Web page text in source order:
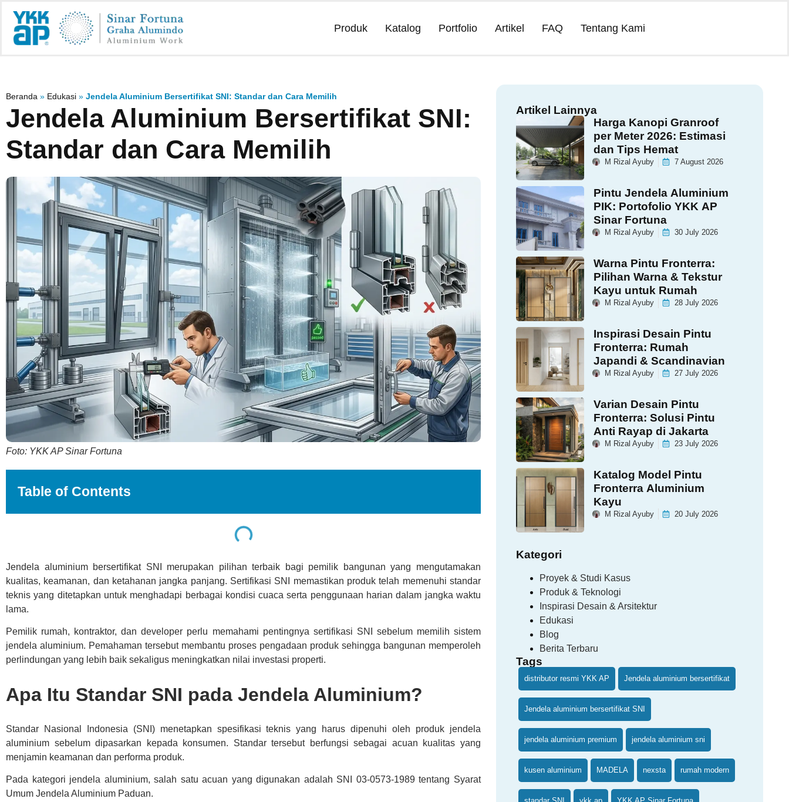
Produk Katalog Portfolio Artikel FAQ Tentang Kami
Beranda » Edukasi » Jendela Aluminium Bersertifikat SNI: Standar dan Cara Memilih
Jendela Aluminium Bersertifikat SNI:
Standar dan Cara Memilih
Foto: YKK AP Sinar Fortuna
Table of Contents
Jendela aluminium bersertifikat SNI merupakan pilihan terbaik bagi pemilik bangunan yang mengutamakan
kualitas, keamanan, dan ketahanan jangka panjang. Sertifikasi SNI memastikan produk telah memenuhi standar
teknis yang ditetapkan untuk menghadapi berbagai kondisi cuaca serta penggunaan harian dalam jangka waktu
lama.
Pemilik rumah, kontraktor, dan developer perlu memahami pentingnya sertifikasi SNI sebelum memilih sistem
jendela aluminium. Pemahaman tersebut membantu proses pengadaan produk sehingga bangunan memperoleh
perlindungan yang lebih baik sekaligus meningkatkan nilai investasi properti.
Apa Itu Standar SNI pada Jendela Aluminium?
Standar Nasional Indonesia (SNI) menetapkan spesifikasi teknis yang harus dipenuhi oleh produk jendela
aluminium sebelum dipasarkan kepada konsumen. Standar tersebut berfungsi sebagai acuan kualitas yang
menjamin keamanan dan performa produk.
Pada kategori jendela aluminium, salah satu acuan yang digunakan adalah SNI 03-0573-1989 tentang Syarat
Umum Jendela Aluminium Paduan.
Artikel Lainnya
Harga Kanopi Granroof
per Meter 2026: Estimasi
dan Tips Hemat
M Rizal Ayuby 7 August 2026
Pintu Jendela Aluminium
PIK: Portofolio YKK AP
Sinar Fortuna
M Rizal Ayuby 30 July 2026
Warna Pintu Fronterra:
Pilihan Warna & Tekstur
Kayu untuk Rumah
M Rizal Ayuby 28 July 2026
Inspirasi Desain Pintu
Fronterra: Rumah
Japandi & Scandinavian
M Rizal Ayuby 27 July 2026
Varian Desain Pintu
Fronterra: Solusi Pintu
Anti Rayap di Jakarta
M Rizal Ayuby 23 July 2026
Katalog Model Pintu
Fronterra Aluminium
Kayu
M Rizal Ayuby 20 July 2026
Kategori
Proyek & Studi Kasus
Produk & Teknologi
Inspirasi Desain & Arsitektur
Edukasi
Blog
Berita Terbaru
Tags
distributor resmi YKK AP Jendela aluminium bersertifikat
Jendela aluminium bersertifikat SNI
jendela aluminium premium jendela aluminium sni
kusen aluminium MADELA nexsta rumah modern